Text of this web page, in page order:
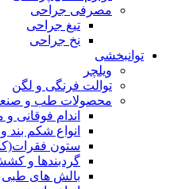
مصرفی جراحی
تیغ جراحی
نخ جراحی
توانبخشی
ویلچر
توالت فرنگی و لگن
محصولات طب و
اندام فوقانی و
انواع شکم بند
ستون
گردبندها و
بالش های طبی